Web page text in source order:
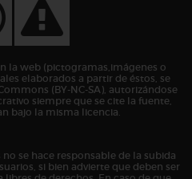
la web (pictogramas,imágenes o
elaborados a partir de éstos, se
(BY-NC-SA), autorizándose
siempre que se cite la fuente,
bajo la misma licencia.
se hace responsable de la subida
si bien advierte que deben ser